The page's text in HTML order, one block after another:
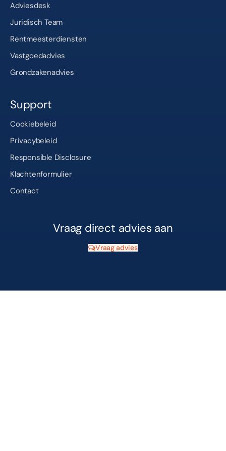
Adviesdesk
Juridisch Team
Rentmeesterdiensten
Vastgoedadvies
Grondzakenadvies
Support
Cookiebeleid
Privacybeleid
Responsible Disclosure
Klachtenformulier
Contact
Vraag direct advies aan
Vraag advies